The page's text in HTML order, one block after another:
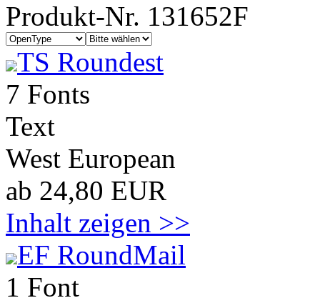
Produkt-Nr. 131652F
TS Roundest
7 Fonts
Text
West European
ab 24,80 EUR
Inhalt zeigen >>
EF RoundMail
1 Font